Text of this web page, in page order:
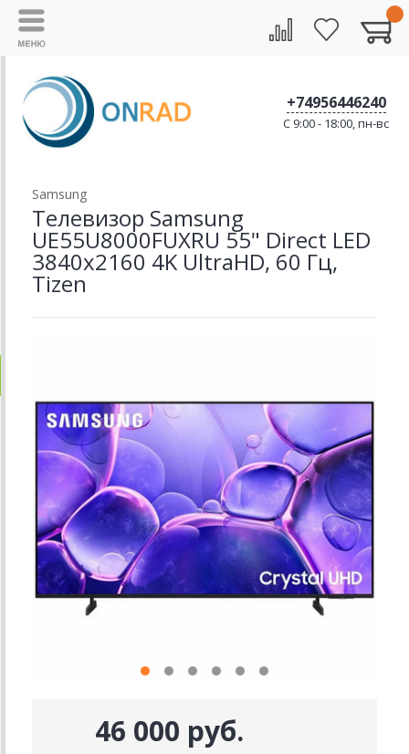
+74956446240
C 9:00 - 18:00, пн-вс
Samsung
Телевизор Samsung
UE55U8000FUXRU 55" Direct LED
3840x2160 4K UltraHD, 60 Гц,
Tizen
46 000 руб.